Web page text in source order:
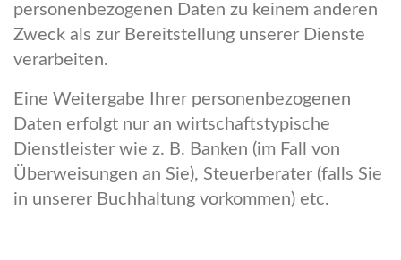
personenbezogenen Daten zu keinem anderen
Zweck als zur Bereitstellung unserer Dienste
verarbeiten.
Eine Weitergabe Ihrer personenbezogenen
Daten erfolgt nur an wirtschaftstypische
Dienstleister wie z. B. Banken (im Fall von
Überweisungen an Sie), Steuerberater (falls Sie
in unserer Buchhaltung vorkommen) etc.